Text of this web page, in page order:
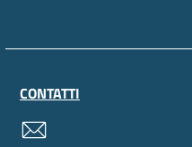
CONTATTI